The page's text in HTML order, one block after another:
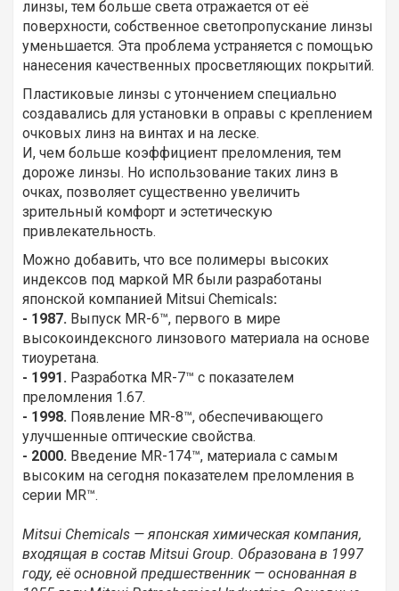
линзы, тем больше света отражается от её
поверхности, собственное светопропускание линзы
уменьшается. Эта проблема устраняется с помощью
нанесения качественных просветляющих покрытий.
Пластиковые линзы с утончением специально
создавались для установки в оправы с креплением
очковых линз на винтах и на леске.
И, чем больше коэффициент преломления, тем
дороже линзы. Но использование таких линз в
очках, позволяет существенно увеличить
зрительный комфорт и эстетическую
привлекательность.
Можно добавить, что все полимеры высоких
индексов под маркой MR были разработаны
японской компанией Mitsui Chemicals:
- 1987. Выпуск MR-6™, первого в мире
высокоиндексного линзового материала на основе
тиоуретана.
- 1991. Разработка MR-7™ с показателем
преломления 1.67.
- 1998. Появление MR-8™, обеспечивающего
улучшенные оптические свойства.
- 2000. Введение MR-174™, материала с самым
высоким на сегодня показателем преломления в
серии MR™.
Mitsui Chemicals — японская химическая компания,
входящая в состав Mitsui Group. Образована в 1997
году, её основной предшественник — основанная в